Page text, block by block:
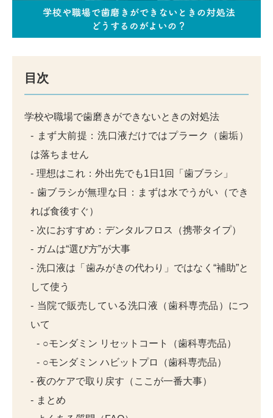
目次
学校や職場で歯磨きができないときの対処法
まず大前提：洗口液だけではプラーク（歯垢）
は落ちません
理想はこれ：外出先でも1日1回「歯ブラシ」
歯ブラシが無理な日：まずは水でうがい（でき
れば食後すぐ）
次におすすめ：デンタルフロス（携帯タイプ）
ガムは“選び方”が大事
洗口液は「歯みがきの代わり」ではなく“補助”と
して使う
当院で販売している洗口液（歯科専売品）につ
いて
○モンダミン リセットコート（歯科専売品）
○モンダミン ハビットプロ（歯科専売品）
夜のケアで取り戻す（ここが一番大事）
まとめ